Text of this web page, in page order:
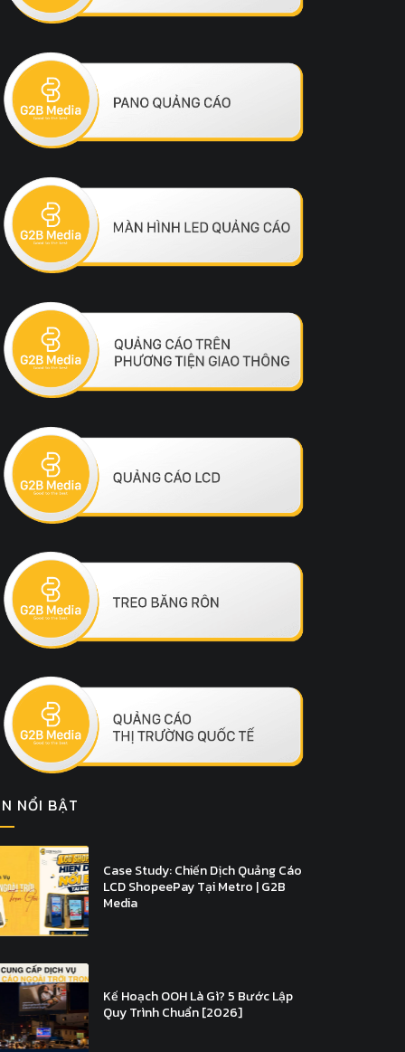
NỔI BẬT
Case Study: Chiến Dịch Quảng Cáo
LCD ShopeePay Tại Metro | G2B
Media
Kế Hoạch OOH Là Gì? 5 Bước Lập
Quy Trình Chuẩn [2026]